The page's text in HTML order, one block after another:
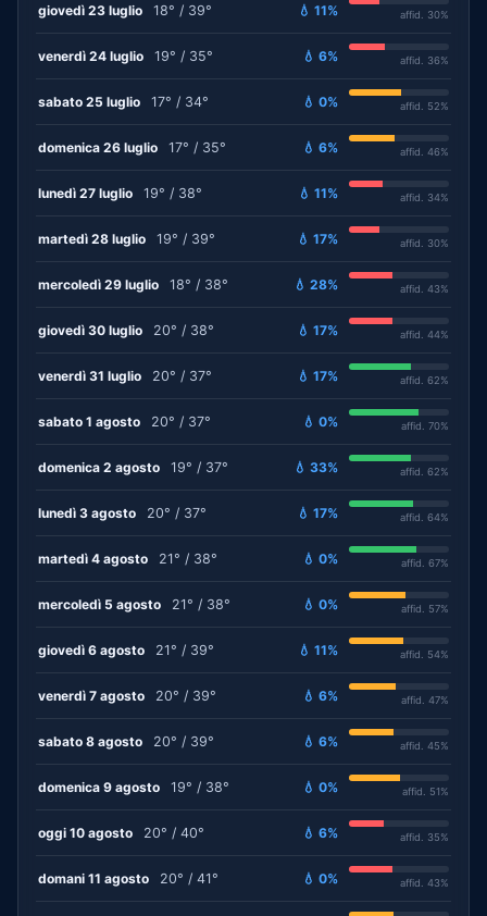
giovedì 23 luglio 18° / 39° 💧 11% affid. 30%
venerdì 24 luglio 19° / 35° 💧 6% affid. 36%
sabato 25 luglio 17° / 34° 💧 0% affid. 52%
domenica 26 luglio 17° / 35° 💧 6% affid. 46%
lunedì 27 luglio 19° / 38° 💧 11% affid. 34%
martedì 28 luglio 19° / 39° 💧 17% affid. 30%
mercoledì 29 luglio 18° / 38° 💧 28% affid. 43%
giovedì 30 luglio 20° / 38° 💧 17% affid. 44%
venerdì 31 luglio 20° / 37° 💧 17% affid. 62%
sabato 1 agosto 20° / 37° 💧 0% affid. 70%
domenica 2 agosto 19° / 37° 💧 33% affid. 62%
lunedì 3 agosto 20° / 37° 💧 17% affid. 64%
martedì 4 agosto 21° / 38° 💧 0% affid. 67%
mercoledì 5 agosto 21° / 38° 💧 0% affid. 57%
giovedì 6 agosto 21° / 39° 💧 11% affid. 54%
venerdì 7 agosto 20° / 39° 💧 6% affid. 47%
sabato 8 agosto 20° / 39° 💧 6% affid. 45%
domenica 9 agosto 19° / 38° 💧 0% affid. 51%
oggi 10 agosto 20° / 40° 💧 6% affid. 35%
domani 11 agosto 20° / 41° 💧 0% affid. 43%